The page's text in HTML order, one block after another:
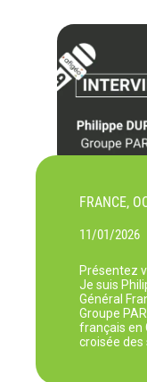
FRANCE,
11/01/2026
Présentez
Je suis
Général
Groupe
français en
croisée des